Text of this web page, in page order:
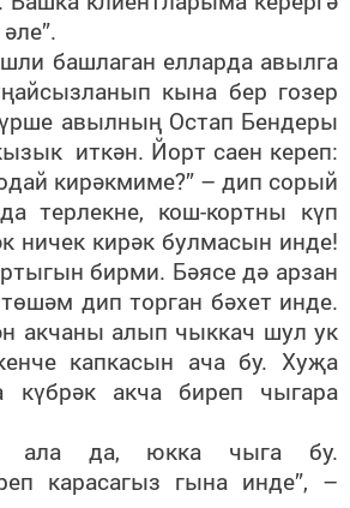
башлаган елларда авылга
кына бер гозер
авылның Остап Бендеры
иткән. Йорт саен кереп:
кирәкмиме?” – дип сорый
терлекне, кош-кортны күп
ничек кирәк булмасын инде!
бирми. Бәясе дә арзан
дип торган бәхет инде.
акчаны алып чыккач шул ук
капкасын ача бу. Хуҗа
акча биреп чыгара
ала да, юкка чыга бу.
карасагыз гына инде”, –